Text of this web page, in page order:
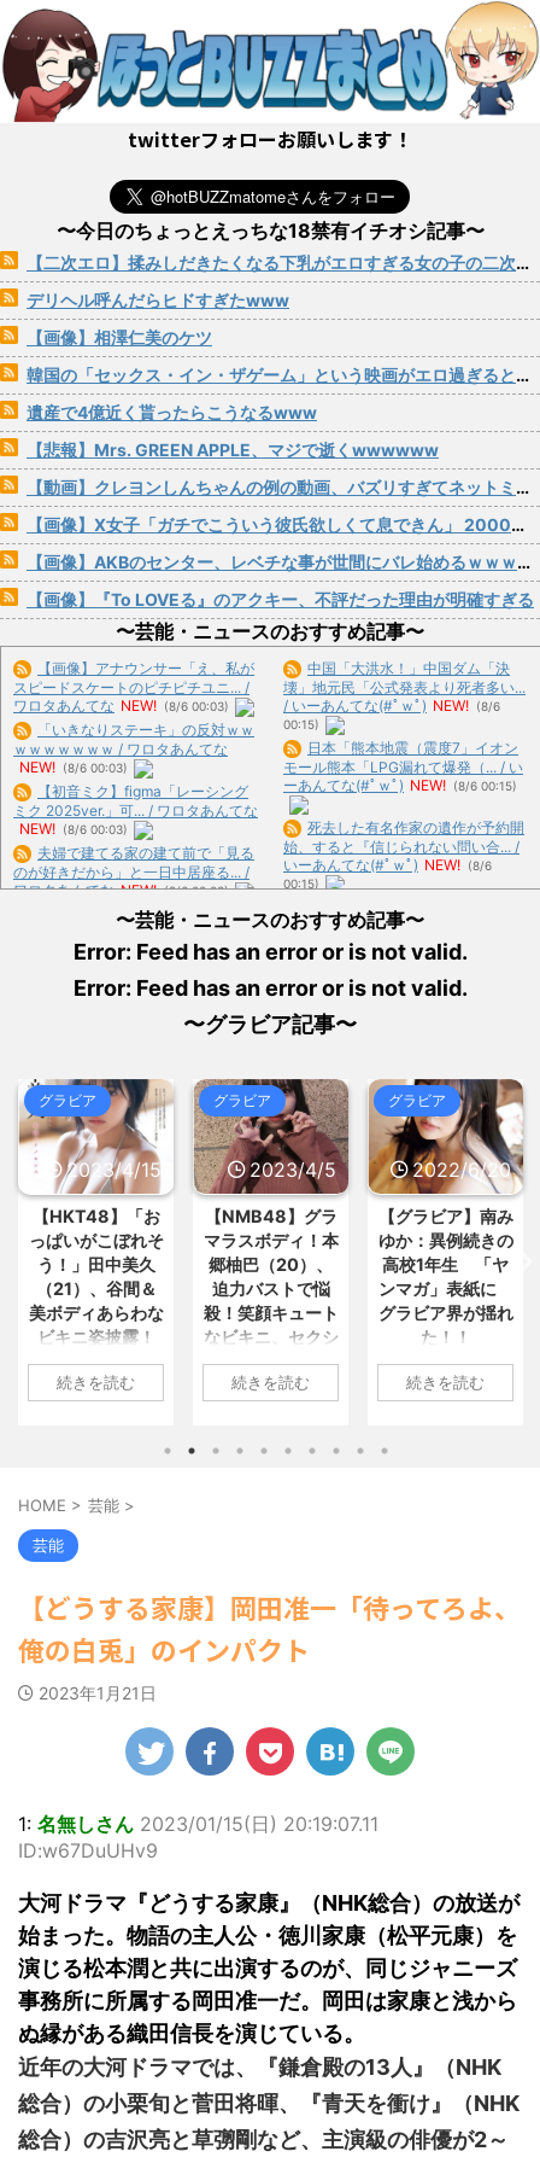
twitterフォローお願いします！
〜今日のちょっとえっちな18禁有イチオシ記事〜
【二次エロ】揉みしだきたくなる下乳がエロすぎる女の子の二次画像 その29
デリヘル呼んだらヒドすぎたwww
【画像】相澤仁美のケツ
韓国の「セックス・イン・ザゲーム」という映画がエロ過ぎると話題にｗｗｗ
遺産で4億近く貰ったらこうなるwww
【悲報】Mrs. GREEN APPLE、マジで逝くwwwwww
【動画】クレヨンしんちゃんの例の動画、バズリすぎてネットミームと化すｗｗｗｗ
【画像】X女子「ガチでこういう彼氏欲しくて息できん」 2000万バズ
【画像】AKBのセンター、レベチな事が世間にバレ始めるｗｗｗｗｗｗｗ
【画像】『To LOVEる』のアクキー、不評だった理由が明確すぎる
〜芸能・ニュースのおすすめ記事〜
【画像】アナウンサー「え、私が
スピードスケートのピチピチユニ... /
ワロタあんてな NEW! (8/6 00:03)
「いきなりステーキ」の反対ｗｗ
ｗｗｗｗｗｗｗ / ワロタあんてな
NEW! (8/6 00:03)
【初音ミク】figma「レーシング
ミク 2025ver.」可... / ワロタあんてな
NEW! (8/6 00:03)
夫婦で建てる家の建て前で「見る
のが好きだから」と一日中居座る... /
ワロタあんてな NEW! (8/6 00:03)
美容院で遭遇したギャル美容師→
尖ったつけ爪で痛いシャンプーを... /
ワロタあんてな NEW! (8/6 00:03)
れたら？www / おまとめ : おすすめ
【緊急】腐女子「BL＝性欲という
人体実験や拷問にまつわる、ガチ
で怖い話を教えてくれ / おまとめ : お
すすめ NEW! (8/5 22:33)
毎日30分のルーティンが認知機能
の低下を予防する / おまとめ : おすす
め NEW! (8/5 22:28)
恋人に“言わなくてもいい”2つの
こと / おまとめ : おすすめ
NEW! (8/5
22:27)
【信長の野望・新生】米問屋をど
ういう時にどこに建てるのかわか... /
気になるニュースまとめアンテナ
(8/29 00:02)
安倍国葬たったの2.5億円に批判
してる奴らって幾らならOKな... / 気に
なるニュースまとめアンテナ
(8/29
【モバマスSS】志希「苺の美味し
になるニュースまとめアンテナ
00:00)
罪 / 気になるニュースまとめアンテナ
(8/28 23:50)
Powered by livedoor 相互
RSS
中国「大洪水！」中国ダム「決
壊」地元民「公式発表より死者多い...
/ いーあんてな(#ﾟｗﾟ) NEW! (8/6
00:15)
日本「熊本地震（震度7」イオン
モール熊本「LPG漏れて爆発（... / い
ーあんてな(#ﾟｗﾟ) NEW! (8/6 00:15)
死去した有名作家の遺作が予約開
始、すると『信じられない問い合... /
いーあんてな(#ﾟｗﾟ) NEW! (8/6
00:15)
日本「沖縄県知事選（9月」一色
正春「海難事件追及（検証」八重... /
いーあんてな(#ﾟｗﾟ) NEW!
00:15)
募金のピンハネ疑惑をかけられた
いーあんてな(#ﾟｗﾟ)
「コンビニに寄るだけで苦情」... /
5chまとめMAP(総合) NEW! (8/6
00:15)
【悲報】逃げ上手の若君、2期放
映中なのに全く話題にならない / 5ch
まとめMAP(総合) NEW! (8/5 23:55)
【TBS】《ギャラリストを入手》
『VIVANT』1作目から製... / 5chまと
めMAP(総合)
NEW! (8/5 23:37)
【マジかよ】キョン「なんかあっ
ちの方に全然敵がおらん楽園ある... /
5chまとめMAP(総合) NEW! (8/5
23:33)
車のCMソングを思い浮かべなが
ら開いてください / 5chまとめ
MAP(総合)
NEW! (8/5 23:31)
ンだ」 熊本地震直後の日本の対... / に
1ドル157円台 しかし戻しも... / にゅー
すなう！ まとめアンテナ
22:16)
海外「日本よ、お前がナンバーワ
ンだ」 熊本地震直後の日本の対... / に
Powered by livedoor 相互
〜芸能・ニュースのおすすめ記事〜
Error: Feed has an error or is not valid.
Error: Feed has an error or is not valid.
〜グラビア記事〜
グラビア
2023/4/15
【HKT48】「お
っぱいがこぼれそ
う！」田中美久
（21）、谷間＆
美ボディあらわな
ビキニ姿披露！
「えっちいすぎ
る」絶賛の声殺到
HKT48の田中美久
さんは4月8日、自
身のInstagramを更
があらわになった
ビキニ姿を披露し
ました。 「素敵
ーで綺麗」 田中さ
絵文字と共に、自
身の写真2枚を公開
いビキニを着用し
台の上に横たわ
り、大人っぽい表
す。 あらわになっ
た胸元や引き締ま
った腹筋など、美
しいボディがとて
もセクシーです
ね。 2枚目はモノ
クロショット ...
続きを読む
グラビア
2023/4/5
【NMB48】グラ
マラスボディ！本
郷柚巴（20）、
迫力バストで悩
殺！笑顔キュート
なビキニ、セクシ
ーニット、ランジ
ェリー姿披露
2023/04/01(土)
イト『ヤングアニ
マルWeb』のグラ
ビアに初登場し
中の本郷。 今回、
サイトには15カッ
際立つタイトなセ
キュートなビキ
ニ、迫力バスト目
を引くランジェリ
ー姿のカットなど
盛りだくさんの内
容となっている。
http://www.rbbto
da ...
続きを読む
グラビア
2022/6/20
【グラビア】南み
ゆか：異例続きの
高校1年生 「ヤ
ンマガ」表紙に
グラビア界が揺れ
た！！
1: 名無しさん
2022/06/20(月)
「OS☆K」の南み
ゆかさんが、6月
に登場した。 南さ
んは2005年10月10
「異例続きの高校1
年生にグラビア界
が揺れた！！」と
紹介され、水着姿
を披露した。 ...
続きを読む
HOME > 芸能 >
芸能
【どうする家康】岡田准一「待ってろよ、
俺の白兎」のインパクト
2023年1月21日
1: 名無しさん 2023/01/15(日) 20:19:07.11
ID:w67DuUHv9
大河ドラマ『どうする家康』（NHK総合）の放送が
始まった。物語の主人公・徳川家康（松平元康）を
演じる松本潤と共に出演するのが、同じジャニーズ
事務所に所属する岡田准一だ。岡田は家康と浅から
ぬ縁がある織田信長を演じている。
近年の大河ドラマでは、『鎌倉殿の13人』（NHK
総合）の小栗旬と菅田将暉、『青天を衝け』（NHK
総合）の吉沢亮と草彅剛など、主演級の俳優が2～